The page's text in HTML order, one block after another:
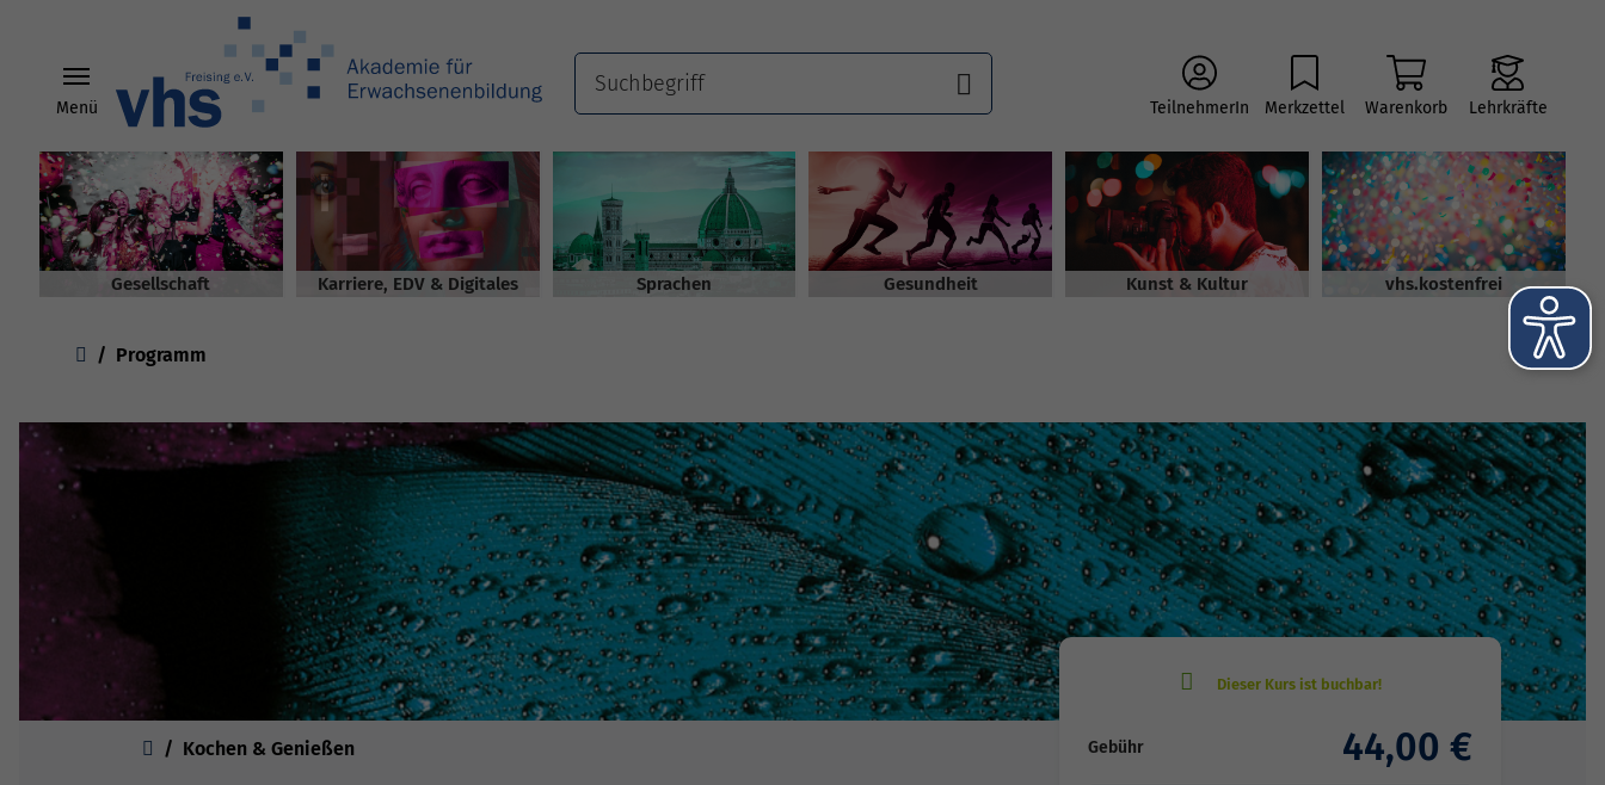
Menü TeilnehmerIn Merkzettel Warenkorb Lehrkräfte
Gesellschaft Karriere, EDV & Digitales Sprachen Gesundheit Kunst & Kultur vhs.kostenfrei
You are here:
Programm
Sie sind hier:
Kochen & Genießen Gebühr 44,00 €